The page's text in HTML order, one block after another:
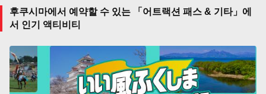
후쿠시마에서 예약할 수 있는 「어트랙션 패스 & 기타」에
서 인기 액티비티